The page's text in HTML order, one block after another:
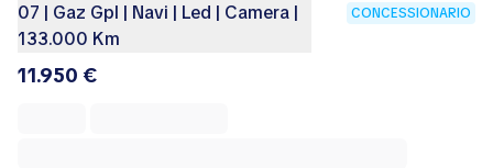
07 | Gaz Gpl | Navi | Led | Camera |
133.000 Km
CONCESSIONARIO
11.950 €